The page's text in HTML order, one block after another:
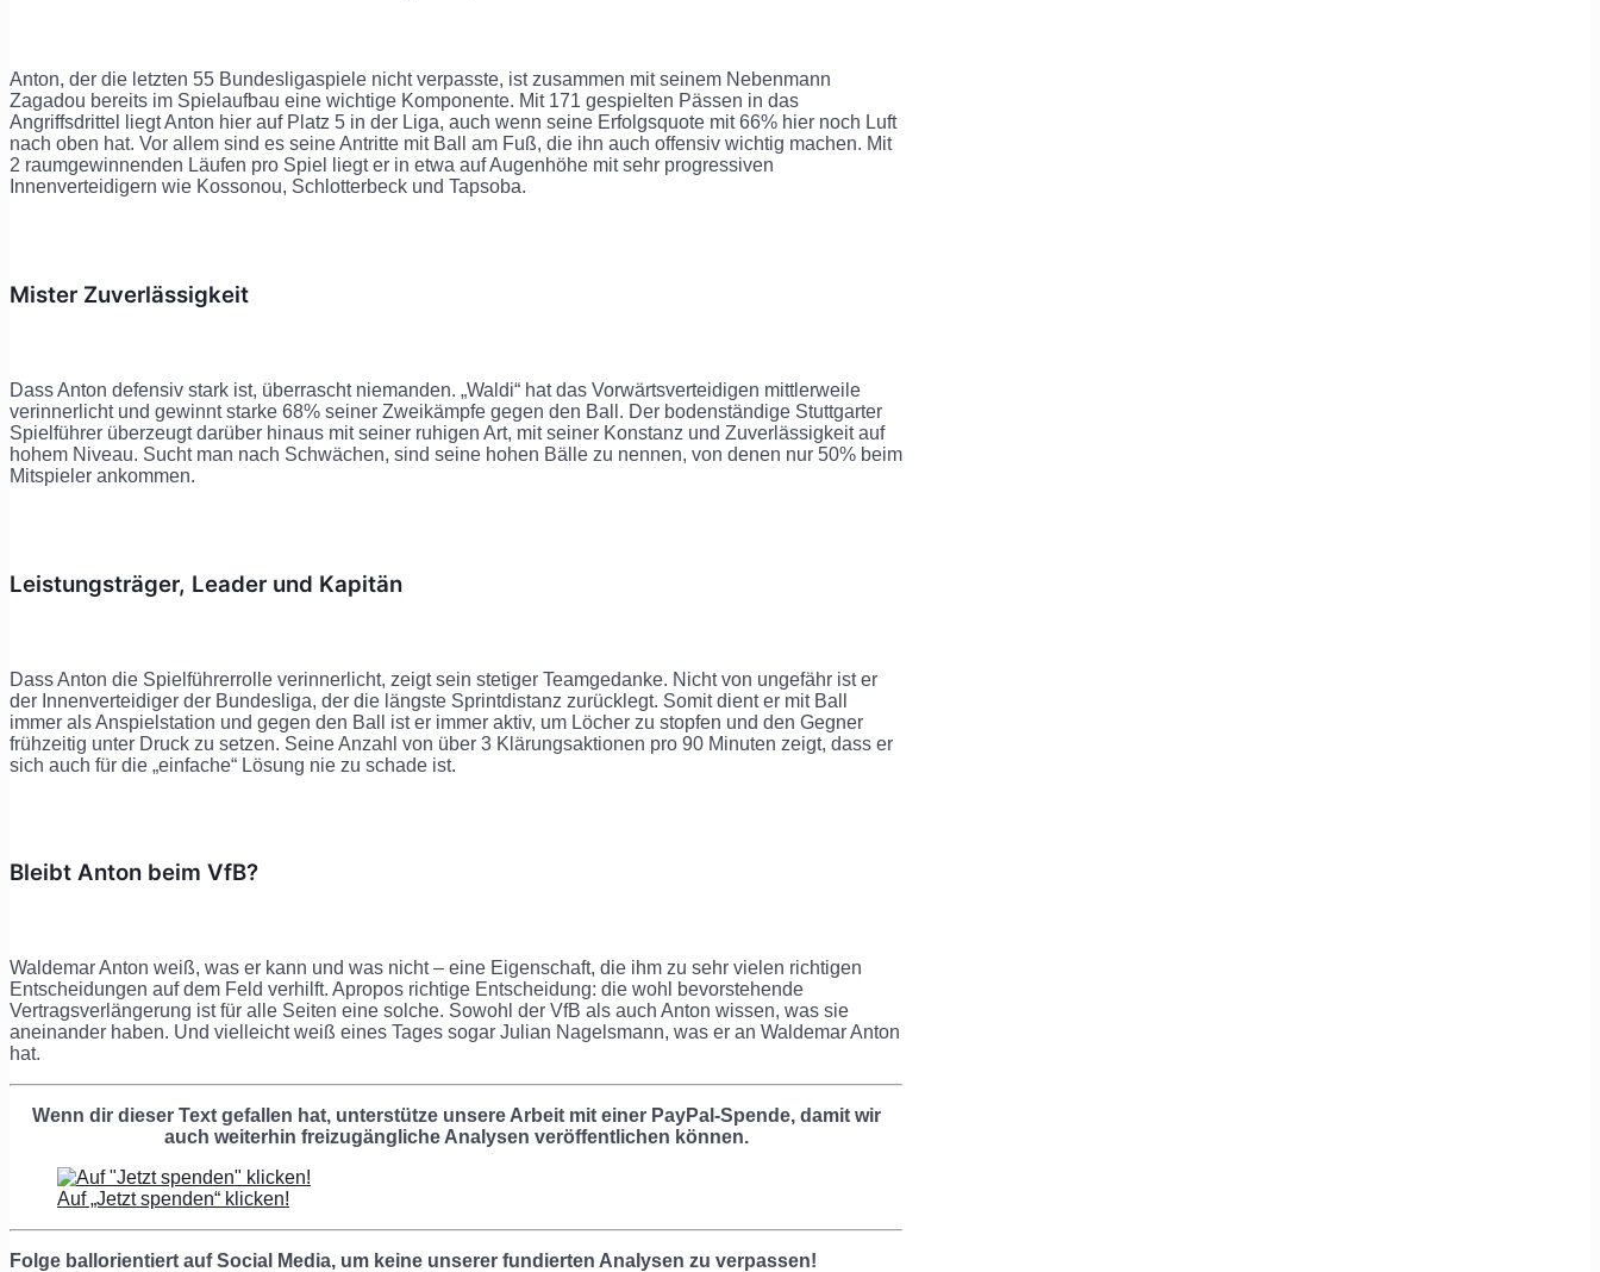
Anton, der die letzten 55 Bundesligaspiele nicht verpasste, ist zusammen mit seinem Nebenmann
Zagadou bereits im Spielaufbau eine wichtige Komponente. Mit 171 gespielten Pässen in das
Angriffsdrittel liegt Anton hier auf Platz 5 in der Liga, auch wenn seine Erfolgsquote mit 66% hier noch Luft
nach oben hat. Vor allem sind es seine Antritte mit Ball am Fuß, die ihn auch offensiv wichtig machen. Mit
2 raumgewinnenden Läufen pro Spiel liegt er in etwa auf Augenhöhe mit sehr progressiven
Innenverteidigern wie Kossonou, Schlotterbeck und Tapsoba.
Mister Zuverlässigkeit
Dass Anton defensiv stark ist, überrascht niemanden. „Waldi“ hat das Vorwärtsverteidigen mittlerweile
verinnerlicht und gewinnt starke 68% seiner Zweikämpfe gegen den Ball. Der bodenständige Stuttgarter
Spielführer überzeugt darüber hinaus mit seiner ruhigen Art, mit seiner Konstanz und Zuverlässigkeit auf
hohem Niveau. Sucht man nach Schwächen, sind seine hohen Bälle zu nennen, von denen nur 50% beim
Mitspieler ankommen.
Leistungsträger, Leader und Kapitän
Dass Anton die Spielführerrolle verinnerlicht, zeigt sein stetiger Teamgedanke. Nicht von ungefähr ist er
der Innenverteidiger der Bundesliga, der die längste Sprintdistanz zurücklegt. Somit dient er mit Ball
immer als Anspielstation und gegen den Ball ist er immer aktiv, um Löcher zu stopfen und den Gegner
frühzeitig unter Druck zu setzen. Seine Anzahl von über 3 Klärungsaktionen pro 90 Minuten zeigt, dass er
sich auch für die „einfache“ Lösung nie zu schade ist.
Bleibt Anton beim VfB?
Waldemar Anton weiß, was er kann und was nicht – eine Eigenschaft, die ihm zu sehr vielen richtigen
Entscheidungen auf dem Feld verhilft. Apropos richtige Entscheidung: die wohl bevorstehende
Vertragsverlängerung ist für alle Seiten eine solche. Sowohl der VfB als auch Anton wissen, was sie
aneinander haben. Und vielleicht weiß eines Tages sogar Julian Nagelsmann, was er an Waldemar Anton
hat.
Wenn dir dieser Text gefallen hat, unterstütze unsere Arbeit mit einer PayPal-Spende, damit wir
auch weiterhin freizugängliche Analysen veröffentlichen können.
Auf „Jetzt spenden“ klicken!
Folge ballorientiert auf Social Media, um keine unserer fundierten Analysen zu verpassen!